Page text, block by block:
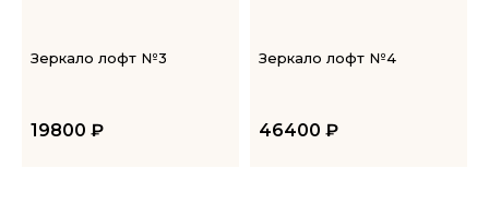
Зеркало лофт №3
19800 ₽
Зеркало лофт №4
46400 ₽